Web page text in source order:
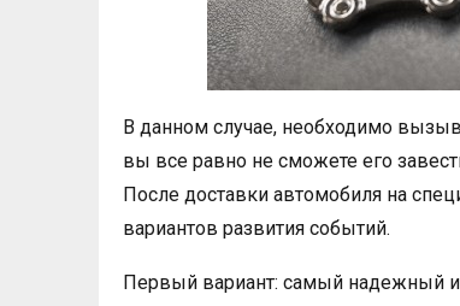
В данном случае, необходимо
вы все равно не сможете его
После доставки автомобиля на
вариантов развития событий.
Первый вариант: самый надежный и